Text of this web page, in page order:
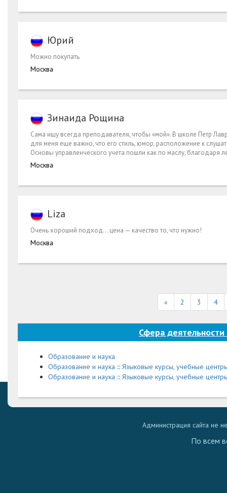
Юрий
Можно покупать
Москва
Зинаида Рощина
Сама ищу всегда преподавателя, чтобы «мой». В школе Петр
для меня еще важно, что его стиль, юмор, расположение к
Основы управленческого учета пошли как по маслу, благодаря
Москва
Liza
Очень хороший подход… цена — качество то, что нужно!
Москва
« 2 3 4
Сфера
Образование и наука
Образование и наука ::: Языковые курсы, учебные
Образование и наука ::: Языковые курсы, учебные
Администрация сайта не
По всем